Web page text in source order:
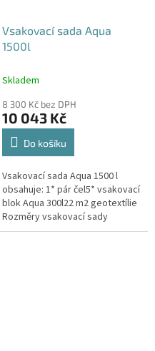
Vsakovací sada Aqua
1500l
Skladem
8 300 Kč bez DPH
10 043 Kč
Do košíku
Vsakovací sada Aqua 1500 l
obsahuje: 1* pár čel5* vsakovací
blok Aqua 300l22 m2 geotextílie
Rozměry vsakovací sady
600x80x52 cm Nosnost bloků až